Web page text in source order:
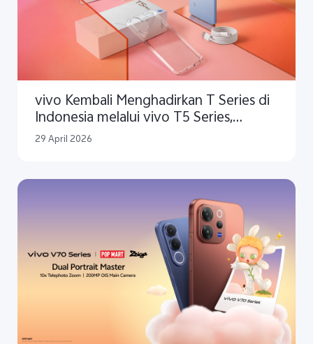
vivo Kembali Menghadirkan T Series di
Indonesia melalui vivo T5 Series,
Smartphone All-Rounder
#TotalMaksimal untuk Produktivitas,
29 April 2026